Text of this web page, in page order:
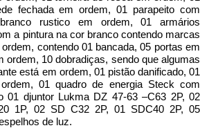
fechada em ordem, 01 parapeito com
rustico em ordem, 01 armários
a pintura na cor branco contendo marcas
contendo 01 bancada, 05 portas em
ordem, 10 dobradiças, sendo que algumas
está em ordem, 01 pistão danificado, 01
01 quadro de energia Steck com
01 djuntor Lukma DZ 47-63 –C63 2P, 02
1P, 02 SD C32 2P, 01 SDC40 2P, 05
de luz.